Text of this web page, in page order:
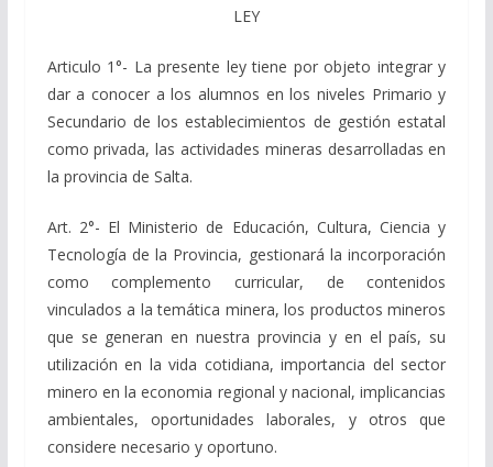
LEY
Articulo 1°- La presente ley tiene por objeto integrar y
dar a conocer a los alumnos en los niveles Primario y
Secundario de los establecimientos de gestión estatal
como privada, las actividades mineras desarrolladas en
la provincia de Salta.
Art. 2°- El Ministerio de Educación, Cultura, Ciencia y
Tecnología de la Provincia, gestionará la incorporación
como complemento curricular, de contenidos
vinculados a la temática minera, los productos mineros
que se generan en nuestra provincia y en el país, su
utilización en la vida cotidiana, importancia del sector
minero en la economia regional y nacional, implicancias
ambientales, oportunidades laborales, y otros que
considere necesario y oportuno.